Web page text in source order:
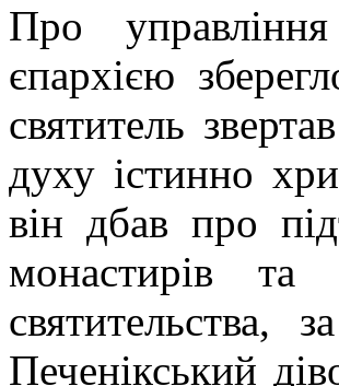
Про
єпархією
святитель
духу істинно
він дбав про
монастирів
святительства,
Печенікський